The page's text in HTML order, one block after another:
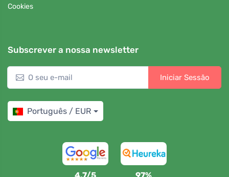
Cookies
Subscrever a nossa newsletter
Iniciar Sessão
Português / EUR